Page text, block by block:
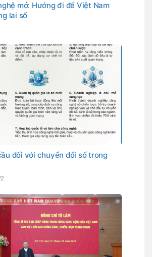
mở: Hướng đi để Việt Nam
lai số
đối với chuyển đổi số trong